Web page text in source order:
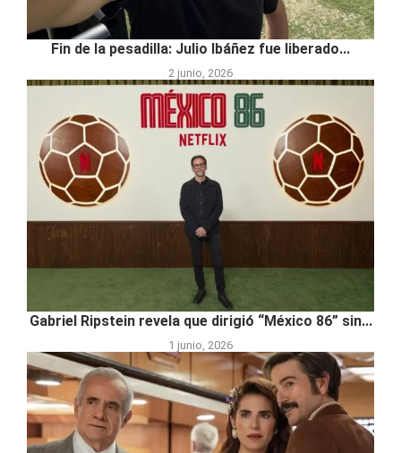
Fin de la pesadilla: Julio Ibáñez fue liberado...
2 junio, 2026
Gabriel Ripstein revela que dirigió “México 86” sin...
1 junio, 2026